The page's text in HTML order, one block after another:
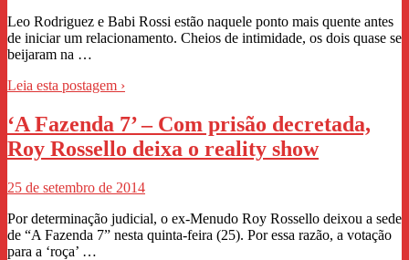
Leo Rodriguez e Babi Rossi estão naquele ponto mais quente antes
de iniciar um relacionamento. Cheios de intimidade, os dois quase se
beijaram na …
Leia esta postagem ›
‘A Fazenda 7’ – Com prisão decretada,
Roy Rossello deixa o reality show
25 de setembro de 2014
Por determinação judicial, o ex-Menudo Roy Rossello deixou a sede
de “A Fazenda 7” nesta quinta-feira (25). Por essa razão, a votação
para a ‘roça’ …